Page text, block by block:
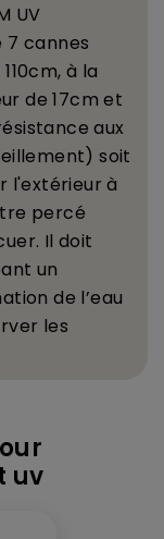
UV
7 cannes
à la
de 17cm et
ésistance aux
soit
l'extérieurà
tre percé
Il doit
ant un
de l’eau
les
uv